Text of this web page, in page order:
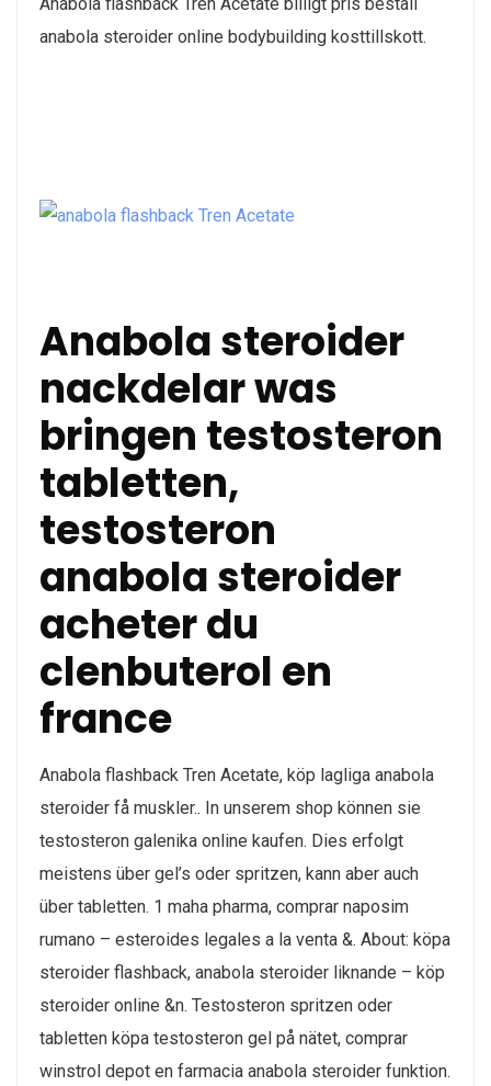
anabola steroider online bodybuilding kosttillskott.
Anabola steroider
nackdelar was
bringen testosteron
tabletten,
testosteron
anabola steroider
acheter du
clenbuterol en
france
Anabola flashback Tren Acetate, köp lagliga anabola
steroider få muskler.. In unserem shop können sie
testosteron galenika online kaufen. Dies erfolgt
meistens über gel’s oder spritzen, kann aber auch
über tabletten. 1 maha pharma, comprar naposim
rumano – esteroides legales a la venta &. About: köpa
steroider flashback, anabola steroider liknande – köp
steroider online &n. Testosteron spritzen oder
tabletten köpa testosteron gel på nätet, comprar
winstrol depot en farmacia anabola steroider funktion.